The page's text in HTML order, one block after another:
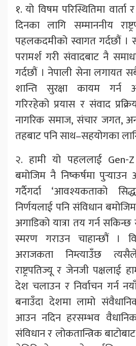
१. यो विषम परिस्थितिमा
दिनका लागि सम्माननीय
पहलकदमीको स्वागत गर्दछौं
परामर्श गरी संवादबाट नै
गर्दछौं । नेपाली सेना लगायत
शान्ति सुरक्षा कायम गर्न
गरिरहेको प्रयास र संवाद
नागरिक समाज, संचार जगत,
तहबाट पनि साथ–सहयोगका
२. हामी यो पहललाई
बमोजिम नै निष्कर्षमा पुर्‍याउन
गर्दैगर्दा ‘आवश्यकताको
निर्णयलाई पनि संविधान
अगाडिको यात्रा तय गर्न सकिन्छ
स्मरण गराउन चाहान्छौं ।
अराजकता निम्त्याउँछ
राष्ट्रपतिज्यू र जेनजी पक्षलाई
देश चलाउन र निर्वाचन गर्न
बनाउँदा देशमा लामो
आउन नदिन हरसम्भव
संविधान र लोकतान्त्रिक